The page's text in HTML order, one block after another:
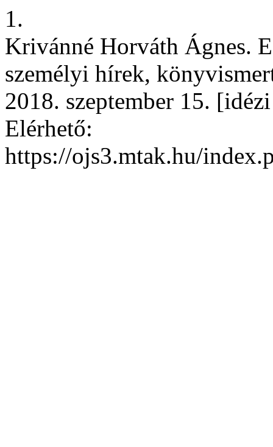
1.
Krivánné Horváth Ágnes.
személyi hírek,
2018. szeptember 15.
Elérhető:
https://ojs3.mtak.hu/